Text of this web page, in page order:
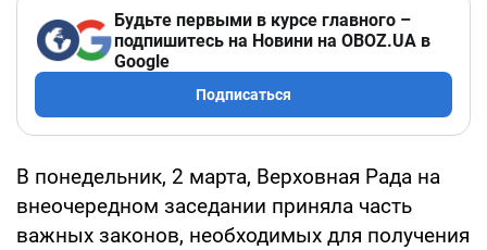
Будьте первыми в курсе главного –
подпишитесь на Новини на OBOZ.UA в
Google
Подписаться
В понедельник, 2 марта, Верховная Рада на
внеочередном заседании приняла часть
важных законов, необходимых для получения